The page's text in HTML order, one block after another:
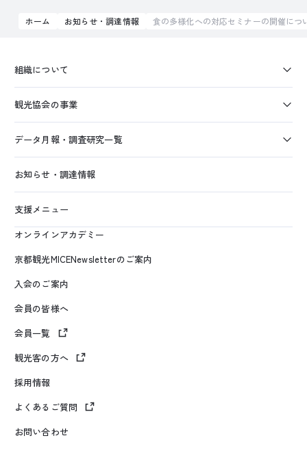
ホーム お知らせ・調達情報 食の多様化への対応セミナーの開催につ
組織について
観光協会の事業
データ月報・調査研究一覧
お知らせ・調達情報
支援メニュー
オンラインアカデミー
京都観光MICENewsletterのご案内
入会のご案内
会員の皆様へ
会員一覧
観光客の方へ
採用情報
よくあるご質問
お問い合わせ